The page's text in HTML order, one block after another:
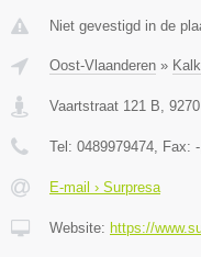
Niet gevestigd in de
Oost-Vlaanderen »
Vaartstraat 121 B 9270
Tel: 0489979474 , Fax: -
E-mail › Surpresa
Website: https://